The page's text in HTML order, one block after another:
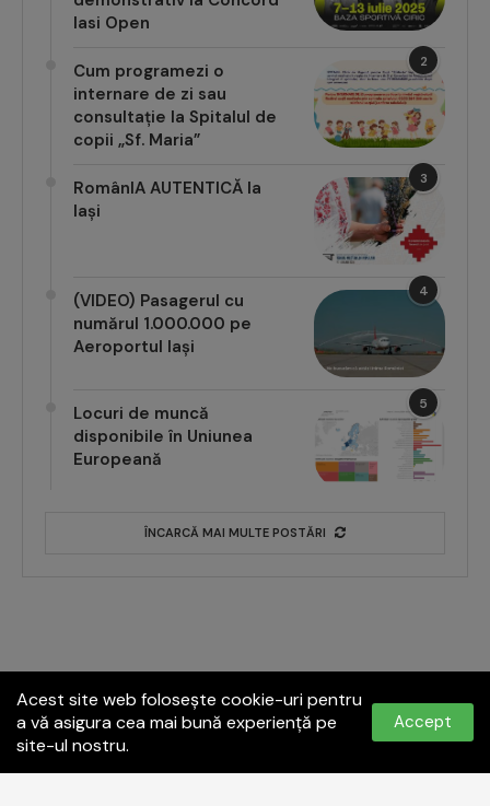
Iasi Open
2
Cum programezi o
internare de zi sau
consultație la Spitalul de
copii „Sf. Maria”
3
RomânIA AUTENTICĂ la
Iași
4
(VIDEO) Pasagerul cu
numărul 1.000.000 pe
Aeroportul Iași
5
Locuri de muncă
disponibile în Uniunea
Europeană
ÎNCARCĂ MAI MULTE POSTĂRI
Acest site web folosește cookie-uri pentru
a vă asigura cea mai bună experiență pe
site-ul nostru.
Accept